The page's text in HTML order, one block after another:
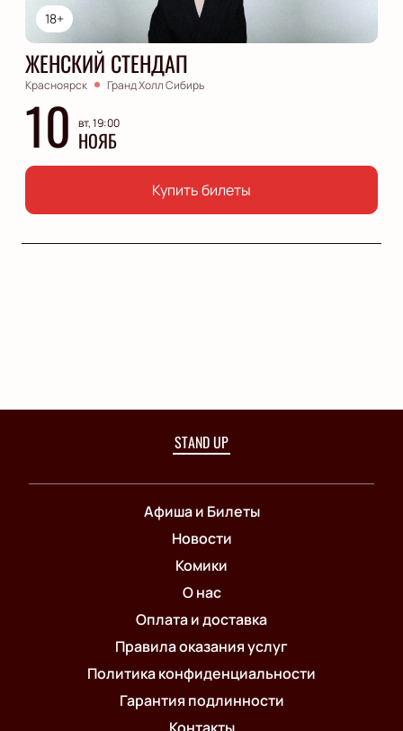
18+
ЖЕНСКИЙ СТЕНДАП
Красноярск Гранд Холл Сибирь
10 вт, 19:00
НОЯБ
Купить билеты
STAND UP
Афиша и Билеты
Новости
Комики
О нас
Оплата и доставка
Правила оказания услуг
Политика конфиденциальности
Гарантия подлинности